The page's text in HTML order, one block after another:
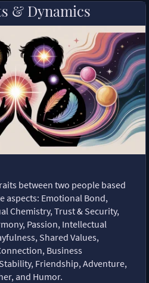
& Dynamics
between two people based
aspects: Emotional Bond,
Chemistry, Trust & Security,
Passion, Intellectual
Shared Values,
Business
Friendship, Adventure,
and Humor.